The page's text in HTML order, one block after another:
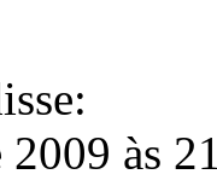
2009 às